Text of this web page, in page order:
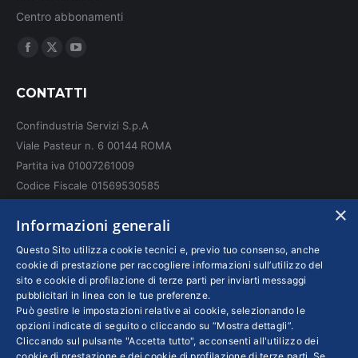
Centro abbonamenti
Ci puoi trovare su:
Facebook
opens
new
window
X
opens
window
opens
window
CONTATTI
Confindustria Servizi S.p.A
Viale Pasteur n. 6 00144 ROMA
Partita iva 01007261009
Codice Fiscale 01569530585
INFO LEGALI
Colophon editoriali
Disclaimer
Privacy
Coordinate Bancarie
×
Informazioni generali
Questo Sito utilizza cookie tecnici e, previo tuo consenso, anche
cookie di prestazione per raccogliere informazioni sull’utilizzo del
sito e cookie di profilazione di terze parti per inviarti messaggi
pubblicitari in linea con le tue preferenze.
Può gestire le impostazioni relative ai cookie, selezionando le
opzioni indicate di seguito o cliccando su “Mostra dettagli”.
Cliccando sul pulsante "Accetta tutto", acconsenti all'utilizzo dei